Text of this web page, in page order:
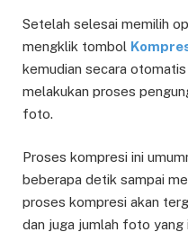
Setelah selesai memilih
mengklik tombol
kemudian secara otomatis
melakukan proses
foto.
Proses kompresi ini
beberapa detik sampai
proses kompresi akan
dan juga jumlah foto yang